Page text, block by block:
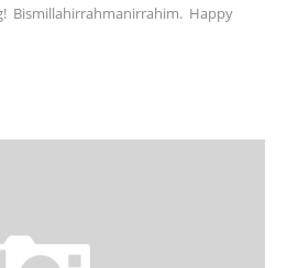
Bismillahirrahmanirrahim. Happy